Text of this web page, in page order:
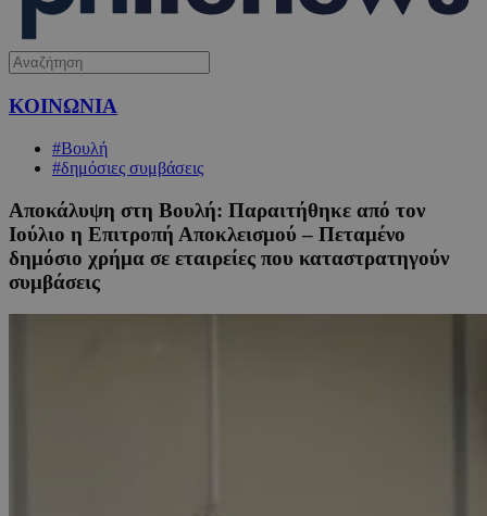
ΚΟΙΝΩΝΙΑ
#Βουλή
#δημόσιες συμβάσεις
Αποκάλυψη στη Βουλή: Παραιτήθηκε από τον
Ιούλιο η Επιτροπή Αποκλεισμού – Πεταμένο
δημόσιο χρήμα σε εταιρείες που καταστρατηγούν
συμβάσεις